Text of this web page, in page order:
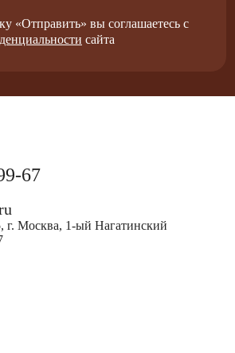
«Отправить» вы соглашаетесь c
сайта
67
г. Москва, 1-ый Нагатинский